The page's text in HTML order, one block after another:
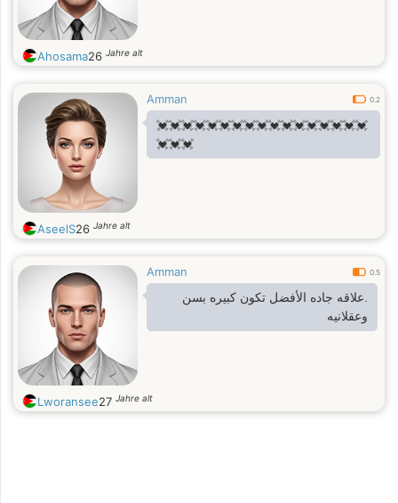
Ahosama26 Jahre alt
Amman 0.2
💓💓💓💓💓💓💓💓💓💓💓💓💓💓💓💓💓
💓💓💓
AseelS26 Jahre alt
Amman 0.5
.علاقه جاده الأفضل تكون كبيره بسن
وعقلانيه
Lworansee27 Jahre alt